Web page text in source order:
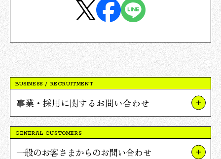
BUSINESS / RECRUITMENT
事業・採用に関するお問い合わせ
事業やプロジェクトについて
GENERAL CUSTOMERS
一般のお客さまからのお問い合わせ